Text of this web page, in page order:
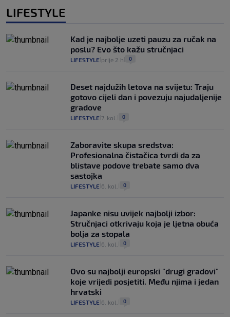
LIFESTYLE
Kad je najbolje uzeti pauzu za ručak na
poslu? Evo što kažu stručnjaci
LIFESTYLE prije 2 h 0
Deset najdužih letova na svijetu: Traju
gotovo cijeli dan i povezuju najudaljenije
gradove
LIFESTYLE 7. kol. 0
Zaboravite skupa sredstva:
Profesionalna čistačica tvrdi da za
blistave podove trebate samo dva
sastojka
LIFESTYLE 6. kol. 0
Japanke nisu uvijek najbolji izbor:
Stručnjaci otkrivaju koja je ljetna obuća
bolja za stopala
LIFESTYLE 6. kol. 0
Ovo su najbolji europski "drugi gradovi"
koje vrijedi posjetiti. Među njima i jedan
hrvatski
LIFESTYLE 6. kol. 0